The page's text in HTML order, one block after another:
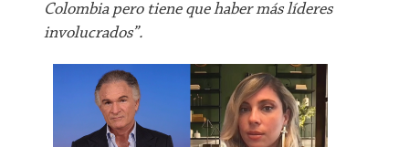
Colombia pero tiene que haber más líderes
involucrados”.